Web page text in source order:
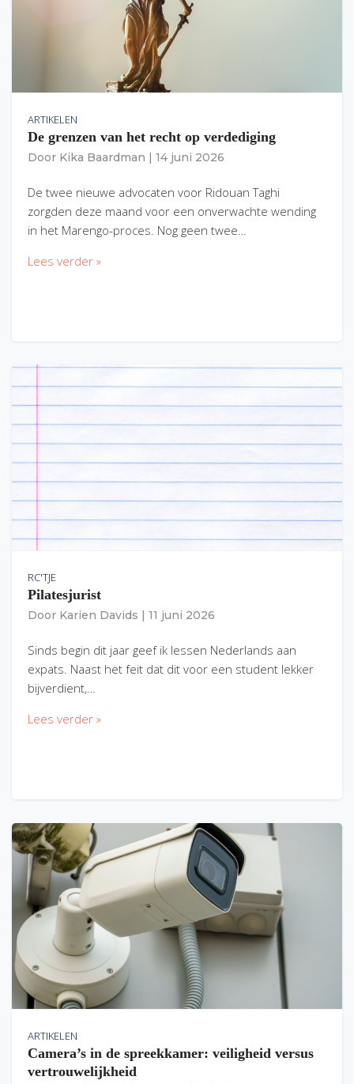
ARTIKELEN
De grenzen van het recht op verdediging
Door Kika Baardman 14 juni 2026
De twee nieuwe advocaten voor Ridouan Taghi
zorgden deze maand voor een onverwachte wending
in het Marengo-proces. Nog geen twee…
Lees verder »
RC'TJE
Pilatesjurist
Door Karien Davids 11 juni 2026
Sinds begin dit jaar geef ik lessen Nederlands aan
expats. Naast het feit dat dit voor een student lekker
bijverdient,…
Lees verder »
ARTIKELEN
Camera’s in de spreekkamer: veiligheid versus
vertrouwelijkheid